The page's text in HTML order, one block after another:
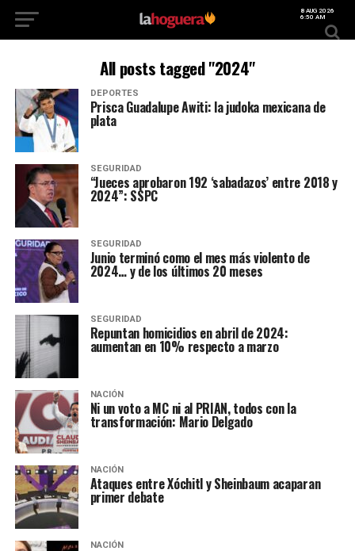
8 AUG 2026
6:50 AM
All posts tagged "2024"
DEPORTES
Prisca Guadalupe Awiti: la judoka mexicana de
plata
SEGURIDAD
“Jueces aprobaron 192 ‘sabadazos’ entre 2018 y
2024”: SSPC
SEGURIDAD
Junio terminó como el mes más violento de
2024… y de los últimos 20 meses
SEGURIDAD
Repuntan homicidios en abril de 2024:
aumentan en 10% respecto a marzo
NACIÓN
Ni un voto a MC ni al PRIAN, todos con la
transformación: Mario Delgado
NACIÓN
Ataques entre Xóchitl y Sheinbaum acaparan
primer debate
NACIÓN